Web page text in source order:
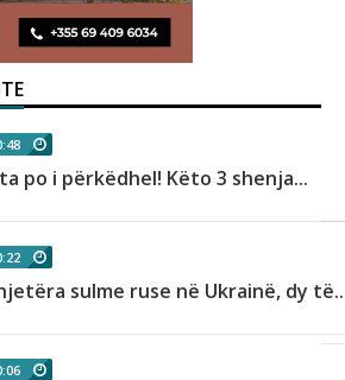
po i përkëdhel! Këto 3 shenja...
sulme ruse në Ukrainë, dy